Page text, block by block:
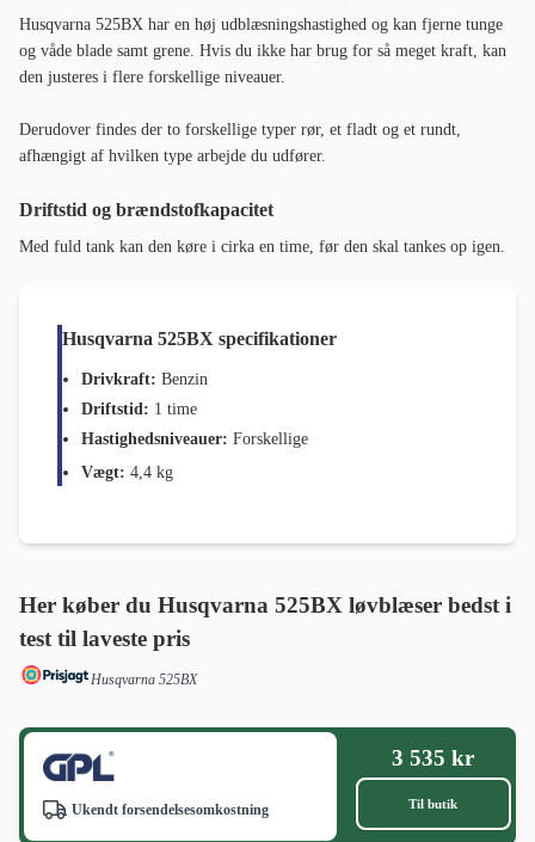
Husqvarna 525BX har en høj udblæsningshastighed og kan fjerne tunge
og våde blade samt grene. Hvis du ikke har brug for så meget kraft, kan
den justeres i flere forskellige niveauer.
Derudover findes der to forskellige typer rør, et fladt og et rundt,
afhængigt af hvilken type arbejde du udfører.
Driftstid og brændstofkapacitet
Med fuld tank kan den køre i cirka en time, før den skal tankes op igen.
Husqvarna 525BX specifikationer
Drivkraft: Benzin
Driftstid: 1 time
Hastighedsniveauer: Forskellige
Vægt: 4,4 kg
Her køber du Husqvarna 525BX løvblæser bedst i
test til laveste pris
Husqvarna 525BX
Ukendt forsendelsesomkostning
3 535 kr
Til butik